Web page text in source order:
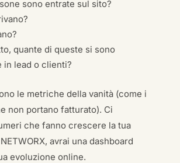
sono entrate sul sito?
quante di queste si sono
in lead o clienti?
le metriche della vanità (come i
non portano fatturato). Ci
che fanno crescere la tua
avrai una dashboard
evoluzione online.